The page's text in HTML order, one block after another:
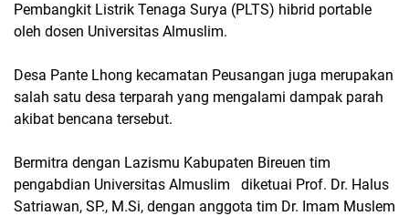
Pembangkit Listrik Tenaga Surya (PLTS) hibrid portable
oleh dosen Universitas Almuslim.
Desa Pante Lhong kecamatan Peusangan juga merupakan
salah satu desa terparah yang mengalami dampak parah
akibat bencana tersebut.
Bermitra dengan Lazismu Kabupaten Bireuen tim
pengabdian Universitas Almuslim diketuai Prof. Dr. Halus
Satriawan, SP., M.Si, dengan anggota tim Dr. Imam Muslem